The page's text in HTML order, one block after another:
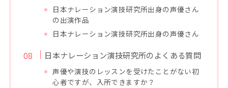
日本ナレーション演技研究所出身の声優さん
の出演作品
日本ナレーション演技研究所出身の声優さん
日本ナレーション演技研究所のよくある質問
声優や演技のレッスンを受けたことがない初
心者ですが、入所できますか？